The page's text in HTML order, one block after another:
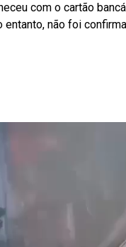
com o cartão
entanto, não foi